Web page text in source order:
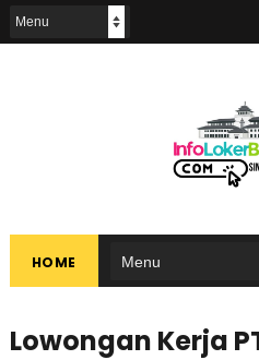
HOME
Lowongan Kerja